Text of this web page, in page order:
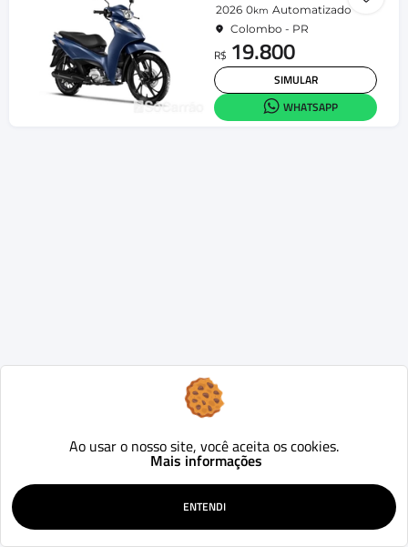
2026 0km Automatizado
Colombo - PR
R$ 19.800
SIMULAR
WHATSAPP
Ao usar o nosso site, você aceita os cookies.
Mais informações
ENTENDI